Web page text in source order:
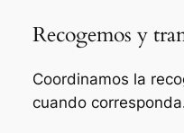
Recogemos y
Coordinamos la
cuando